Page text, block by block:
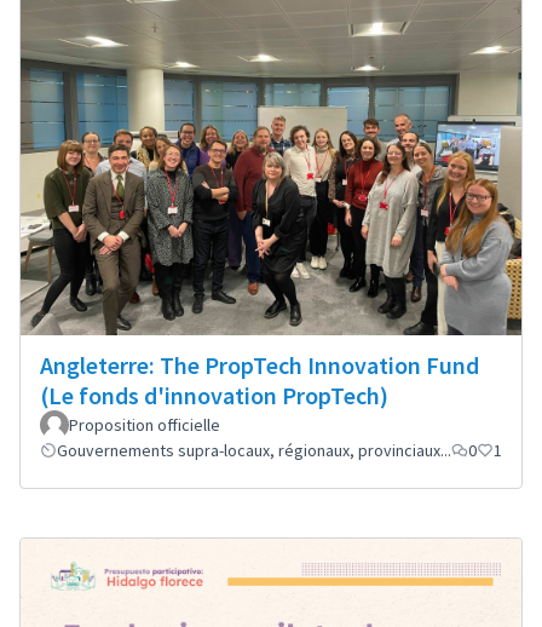
Angleterre: The PropTech Innovation Fund
(Le fonds d'innovation PropTech)
Proposition officielle
Gouvernements supra-locaux, régionaux, provinciaux...
0 1